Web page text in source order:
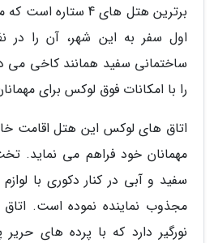
برترین هتل های 4
اول سفر به این شهر، آن را در
ساختمانی سفید همانند کاخی می
را با امکانات فوق لوکس برای
اتاق های لوکس این هتل اقامت
مهمانان خود فراهم می نماید.
سفید و آبی در کنار دکوری با
مجذوب نماینده نموده است.
نورگیر دارد که با پرده های